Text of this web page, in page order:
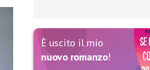
È uscito il mio
nuovo romanzo!